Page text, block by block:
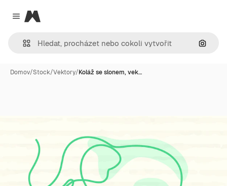
Close menu
Magnific
Hledat
Domov/Stock/Vektory/Koláž se slonem, vek…